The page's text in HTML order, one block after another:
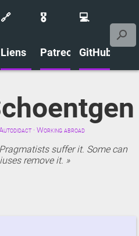
🔗
Liens
🎖️
Patreon
💻
GitHub
· Working abroad
suffer it. Some can
remove it.